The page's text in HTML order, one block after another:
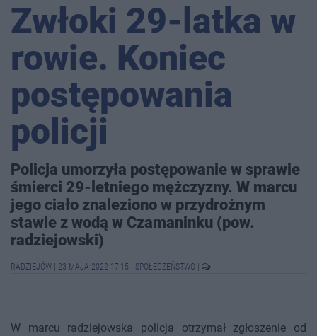
Zwłoki 29-latka w
rowie. Koniec
postępowania
policji
Policja umorzyła postępowanie w sprawie
śmierci 29-letniego mężczyzny. W marcu
jego ciało znaleziono w przydrożnym
stawie z wodą w Czamaninku (pow.
radziejowski)
RADZIEJÓW 23 MAJA 2022 17:15 SPOŁECZEŃSTWO
W marcu radziejowska policja otrzymał zgłoszenie od